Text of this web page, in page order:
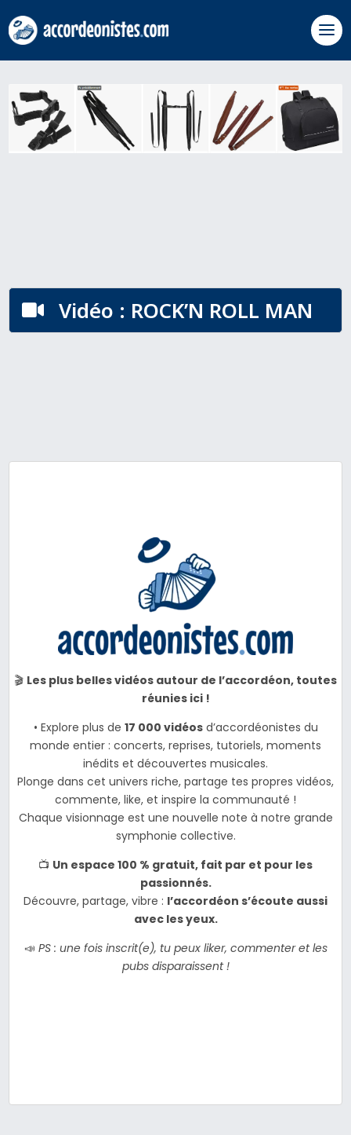
 Vidéo : ROCK’N ROLL MAN
🎬 Les plus belles vidéos autour de l’accordéon, toutes
réunies ici !
• Explore plus de 17 000 vidéosd’accordéonistes du
monde entier : concerts, reprises, tutoriels, moments
inédits et découvertes musicales.
Plonge dans cet univers riche, partage tes propres vidéos,
commente, like, et inspire la communauté !
Chaque visionnage est une nouvelle note à notre grande
symphonie collective.
📺 Un espace 100 % gratuit, fait par et pour les
passionnés.
Découvre, partage, vibre : l’accordéon s’écoute aussi
avec les yeux.
📣 PS : une fois inscrit(e), tu peux liker, commenter et les
pubs disparaissent !